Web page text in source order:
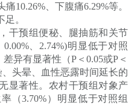
10.26%、下腹痛6.29%等。
。
干预组便秘、腿抽筋和关节
、2.74%)明显低于对照
异有显著性（P＜0.05或P＜
头晕、血性恶露时间延长的
显著性。农村干预组对象产
（3.70%）明显低于对照组